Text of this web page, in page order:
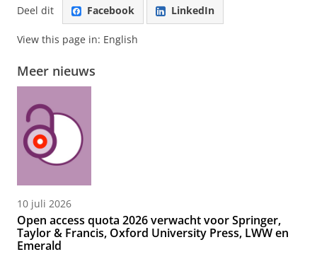
Deel dit Facebook LinkedIn
View this page in: English
Meer nieuws
10 juli 2026
Open access quota 2026 verwacht voor Springer,
Taylor & Francis, Oxford University Press, LWW en
Emerald